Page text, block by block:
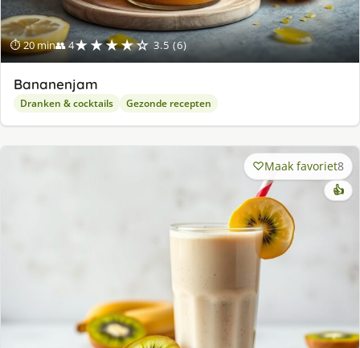
⏱ 20 min👥 4★★★★☆ 3.5 (6)
Bananenjam
Dranken & cocktails Gezonde recepten
Maak favoriet8
👍